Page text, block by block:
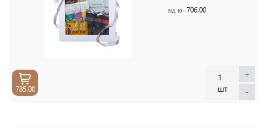
ВІД 10 –706.00
1
шт
+
-
785.00